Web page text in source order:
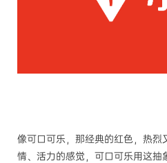
像可口可乐，那经典的红色，热烈
情、活力的感觉，可口可乐用这